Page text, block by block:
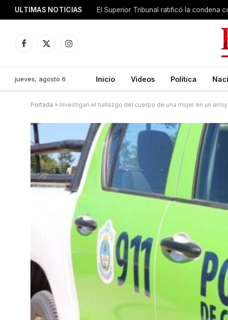
ULTIMAS NOTICIAS El Superior Tribunal ratificó la condena
Facebook
X
Instagram
jueves, agosto 6 Inicio Videos Política
Portada » Investigan el hallazgo del cuerpo de una mujer en un